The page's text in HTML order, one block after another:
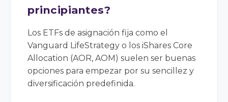
principiantes?
Los ETFs de asignación fija como el
Vanguard LifeStrategy o los iShares Core
Allocation (AOR, AOM) suelen ser buenas
opciones para empezar por su sencillez y
diversificación predefinida.